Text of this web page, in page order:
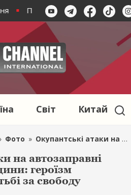
Президент України
Світ Китай
Фото » Окупантські атаки на автозаправні станції Харьківщини: героїзм українців в боротьбі за свободу
на автозаправні
героїзм
за свободу